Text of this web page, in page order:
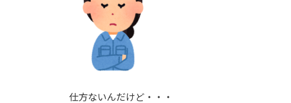
仕方ないんだけど・・・